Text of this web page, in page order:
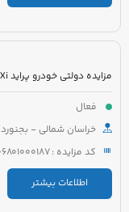
مزایده دولتی خودرو پراید GTXi مدل 1386 رنگ سفید
فعال
خراسان شمالی - بجنورد
کد مزایده : 5221006801000187
اطلاعات بیشتر